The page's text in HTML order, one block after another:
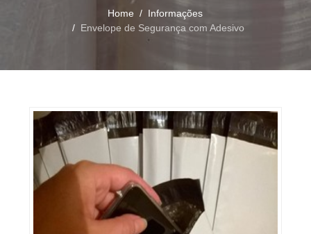
Home
Informações
Envelope de Segurança com Adesivo